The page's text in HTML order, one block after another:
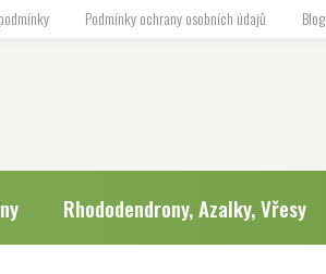
Podmínky ochrany osobních údajů Blog
Rhododendrony, Azalky, Vřesy